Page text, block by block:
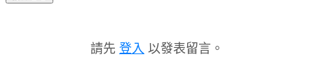
請先 登入 以發表留言。